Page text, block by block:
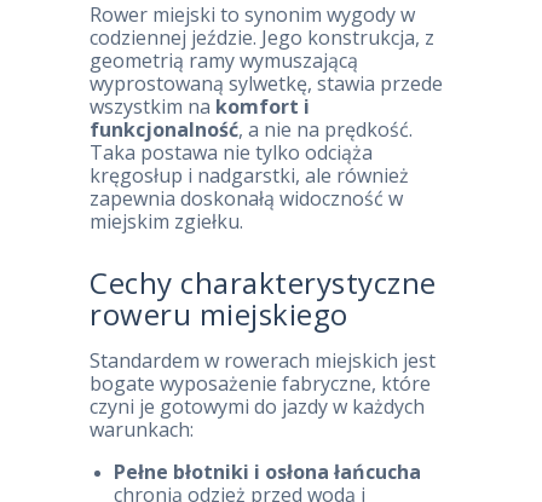
Rower miejski to synonim wygody w
codziennej jeździe. Jego konstrukcja, z
geometrią ramy wymuszającą
wyprostowaną sylwetkę, stawia przede
wszystkim na komfort i
funkcjonalność, a nie na prędkość.
Taka postawa nie tylko odciąża
kręgosłup i nadgarstki, ale również
zapewnia doskonałą widoczność w
miejskim zgiełku.
Cechy charakterystyczne
roweru miejskiego
Standardem w rowerach miejskich jest
bogate wyposażenie fabryczne, które
czyni je gotowymi do jazdy w każdych
warunkach:
Pełne błotniki i osłona łańcucha
chronią odzież przed wodą i